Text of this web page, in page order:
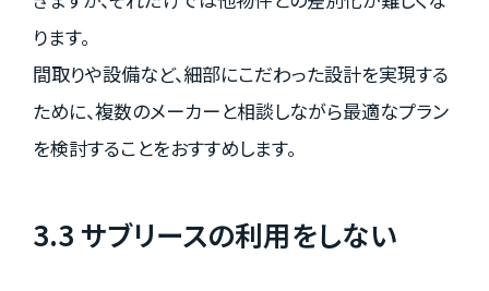
ります。
間取りや設備など、細部にこだわった設計を実現する
ために、複数のメーカーと相談しながら最適なプラン
を検討することをおすすめします。
3.3 サブリースの利用をしない